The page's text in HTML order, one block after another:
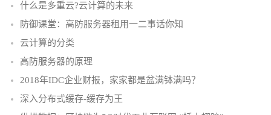
什么是多重云?云计算的未来
防御课堂：高防服务器租用一二事话你知
云计算的分类
高防服务器的原理
2018年IDC企业财报，家家都是盆满钵满吗？
深入分布式缓存-缓存为王